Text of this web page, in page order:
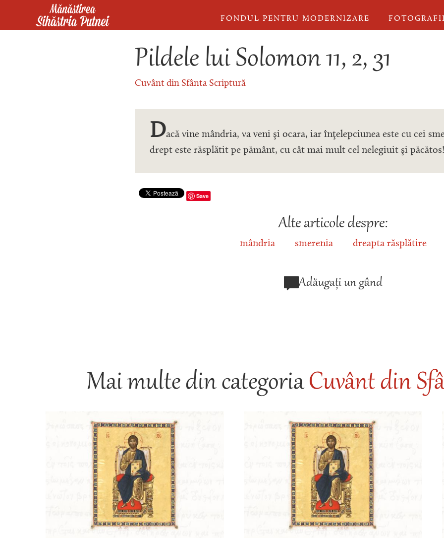
Mergi la conţinutul principal
FONDUL PENTRU MODERNIZARE FOTOGRAFII
Pildele lui Solomon 11, 2, 31
Cuvânt din Sfânta Scriptură
Dacă vine mândria, va veni şi ocara, iar înţelepciunea este cu cei
drept este răsplătit pe pământ, cu cât mai mult cel nelegiuit şi păcătos!
Save
Alte articole despre:
mândria smerenia dreapta răsplătire
Adăugați un gând
Mai multe din categoriaCuvânt din